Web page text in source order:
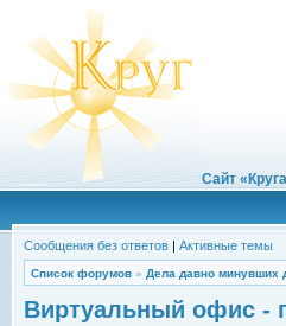
Сайт
Сообщения без ответов | Активные темы
Список форумов » Дела давно минувших
Виртуальный офис -